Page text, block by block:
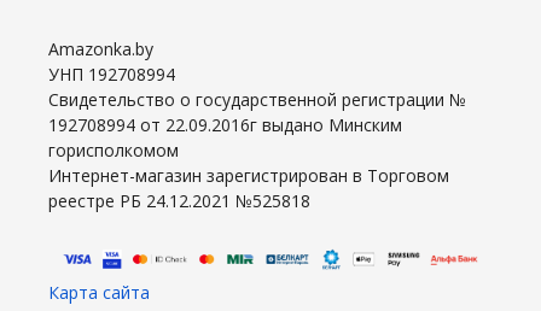
Amazonka.by
УНП 192708994
Свидетельство о государственной регистрации №
192708994 от 22.09.2016г выдано Минским
горисполкомом
Интернет-магазин зарегистрирован в Торговом
реестре РБ 24.12.2021 №525818
Карта сайта